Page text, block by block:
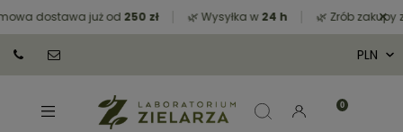
dostawa już od250 zł 🌿 Wysyłka w24 h 🌿 Zrób zakupy za
×